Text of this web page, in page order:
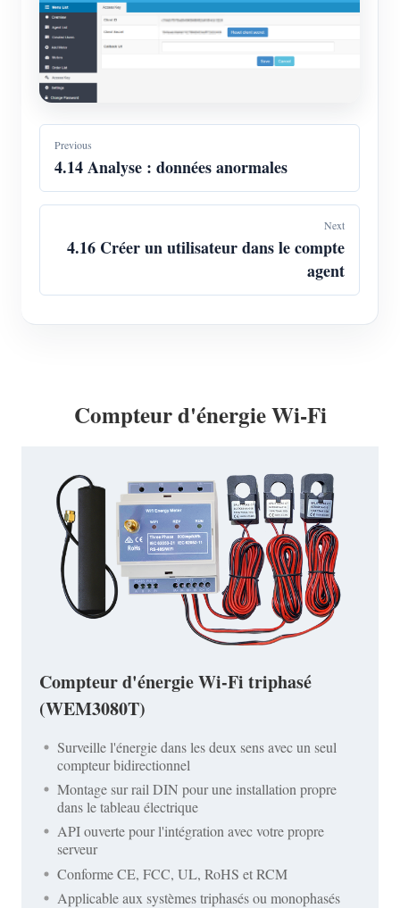
Previous
4.14 Analyse : données anormales
Next
4.16 Créer un utilisateur dans le compte
agent
Compteur d'énergie Wi-Fi
Compteur d'énergie Wi-Fi triphasé
(WEM3080T)
Surveille l'énergie dans les deux sens avec un seul
compteur bidirectionnel
Montage sur rail DIN pour une installation propre
dans le tableau électrique
API ouverte pour l'intégration avec votre propre
serveur
Conforme CE, FCC, UL, RoHS et RCM
Applicable aux systèmes triphasés ou monophasés